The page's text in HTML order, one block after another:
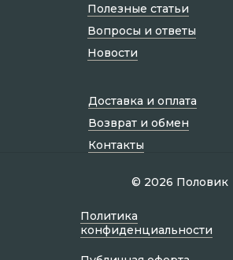
Полезные статьи
Вопросы и ответы
Новости
Доставка и оплата
Возврат и обмен
Контакты
© 2026 Половик
Политик а
конфиденциальности